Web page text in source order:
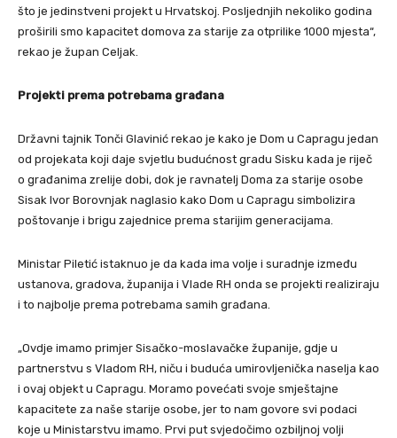
što je jedinstveni projekt u Hrvatskoj. Posljednjih nekoliko godina
proširili smo kapacitet domova za starije za otprilike 1000 mjesta“,
rekao je župan Celjak.
Projekti prema potrebama građana
Državni tajnik Tonči Glavinić rekao je kako je Dom u Capragu jedan
od projekata koji daje svjetlu budućnost gradu Sisku kada je riječ
o građanima zrelije dobi, dok je ravnatelj Doma za starije osobe
Sisak Ivor Borovnjak naglasio kako Dom u Capragu simbolizira
poštovanje i brigu zajednice prema starijim generacijama.
Ministar Piletić istaknuo je da kada ima volje i suradnje između
ustanova, gradova, županija i Vlade RH onda se projekti realiziraju
i to najbolje prema potrebama samih građana.
„Ovdje imamo primjer Sisačko-moslavačke županije, gdje u
partnerstvu s Vladom RH, niču i buduća umirovljenička naselja kao
i ovaj objekt u Capragu. Moramo povećati svoje smještajne
kapacitete za naše starije osobe, jer to nam govore svi podaci
koje u Ministarstvu imamo. Prvi put svjedočimo ozbiljnoj volji